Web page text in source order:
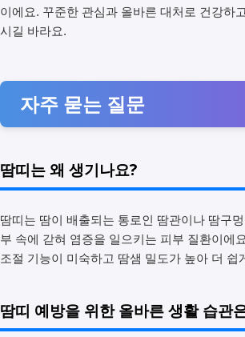
이에요. 꾸준한 관심과 올바른 대처로 건강하
시길 바라요.
자주 묻는 질문
땀띠는 왜 생기나요?
땀띠는 땀이 배출되는 통로인 땀관이나 땀구
부 속에 갇혀 염증을 일으키는 피부 질환이에
조절 기능이 미숙하고 땀샘 밀도가 높아 더 쉽
땀띠 예방을 위한 올바른 생활 습관